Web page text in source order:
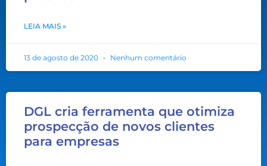
LEIA MAIS »
13 de agosto de 2020 Nenhum comentário
DGL cria ferramenta que otimiza
prospecção de novos clientes
para empresas